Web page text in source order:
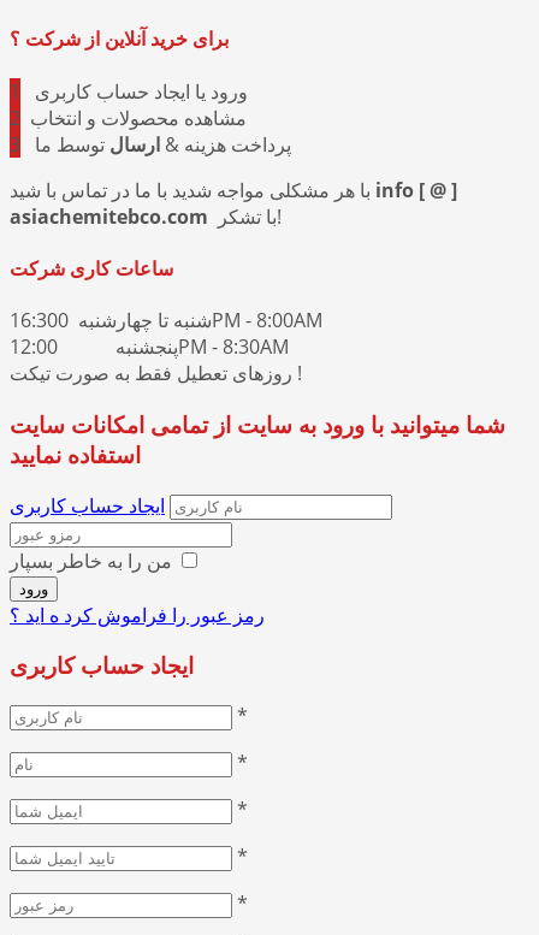
برای خرید آنلاین از شرکت ؟
1
ورود یا ایجاد حساب کاربری
2 مشاهده محصولات و انتخاب
3
پرداخت هزینه & ارسال توسط ما
info [ @ ]
asiachemitebco.com
با تشکر!
ساعات کاری شرکت
شنبه تا چهارشنبه 16:300PM - 8:00AM
پنجشنبه 12:00PM - 8:30AM
روزهای تعطیل فقط به صورت تیکت !
شما میتوانید با ورود به سایت از تمامی امکانات سایت
استفاده نمایید
ایجاد حساب کاربری
من را به خاطر بسپار
رمز عبور را فراموش کرد ه اید ؟
ایجاد حساب کاربری
*
*
*
*
*